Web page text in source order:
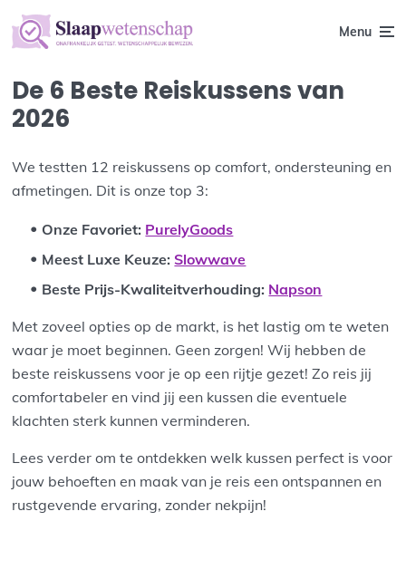
Menu
De 6 Beste Reiskussens van
2026
We testten 12 reiskussens op comfort, ondersteuning en
afmetingen. Dit is onze top 3:
Onze Favoriet: PurelyGoods
Meest Luxe Keuze:Slowwave
Beste Prijs-Kwaliteitverhouding: Napson
Met zoveel opties op de markt, is het lastig om te weten
waar je moet beginnen. Geen zorgen! Wij hebben de
beste reiskussens voor je op een rijtje gezet! Zo reis jij
comfortabeler en vind jij een kussen die eventuele
klachten sterk kunnen verminderen.
Lees verder om te ontdekken welk kussen perfect is voor
jouw behoeften en maak van je reis een ontspannen en
rustgevende ervaring, zonder nekpijn!